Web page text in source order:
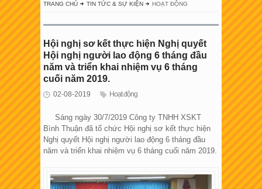
TRANG CHỦ TIN TỨC & SỰ KIỆN HOẠT ĐỘNG
Hội nghị sơ kết thực hiện Nghị quyết
Hội nghị người lao động 6 tháng đầu
năm và triển khai nhiệm vụ 6 tháng
cuối năm 2019.
02-08-2019 Hoạt động
Sáng ngày 30/7/2019 Công ty TNHH XSKT
Bình Thuận đã tổ chức Hội nghị sơ kết thực hiện
Nghị quyết Hội nghị người lao động 6 tháng đầu
năm và triển khai nhiệm vụ 6 tháng cuối năm 2019.